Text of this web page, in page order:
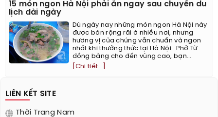
15 món ngon Hà Nội phải ăn ngay sau chuyến du
lịch dài ngày
Dù ngày nay những món ngon Hà Nội này
được bán rộng rãi ở nhiều nơi, nhưng
hương vị của chúng vẫn chuẩn và ngon
nhất khi thưởng thức tại Hà Nội. ​ Phở Từ
đồng bằng cho đến vùng cao, bạn...
[Chi tiết...]
LIÊN KẾT SITE
Thời Trang Nam